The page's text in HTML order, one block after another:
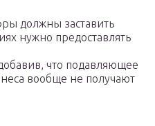
должны заставить
нужно предоставлять
что подавляющее
вообще не получают